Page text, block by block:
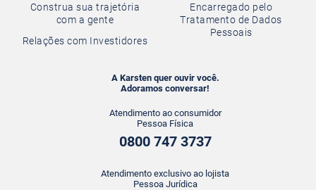
Construa sua trajetória
com a gente
Relações com Investidores
Encarregado pelo
Tratamento de Dados
Pessoais
A Karsten quer ouvir você.
Adoramos conversar!
Atendimento ao consumidor
Pessoa Física
0800 747 3737
Atendimento exclusivo ao lojista
Pessoa Jurídica